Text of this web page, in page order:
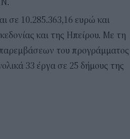
σε 10.285.363,16 ευρώ και
και της Ηπείρου. Με τη
του προγράμματος
33 έργα σε 25 δήμους της